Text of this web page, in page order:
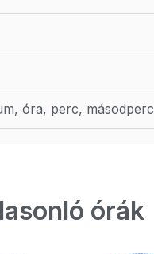
óra, perc, másodperc
órák